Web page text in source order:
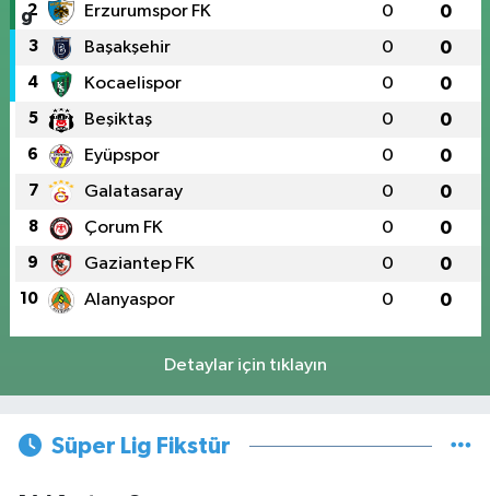
2 Erzurumspor FK 0 0
3 Başakşehir 0 0
4 Kocaelispor 0 0
5 Beşiktaş 0 0
6 Eyüpspor 0 0
7 Galatasaray 0 0
8 Çorum FK 0 0
9 Gaziantep FK 0 0
10 Alanyaspor 0 0
Detaylar için tıklayın
Süper Lig Fikstür